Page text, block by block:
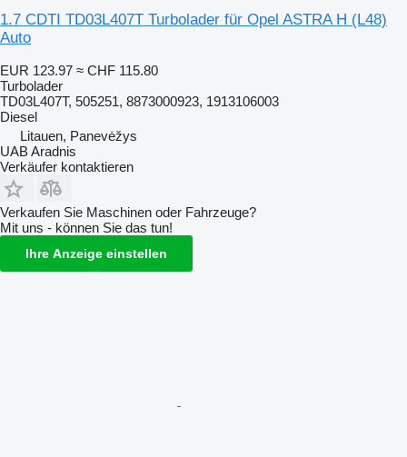
1.7 CDTI TD03L407T Turbolader für Opel ASTRA H (L48)
Auto
EUR 123.97 ≈ CHF 115.80
Turbolader
TD03L407T, 505251, 8873000923, 1913106003
Diesel
Litauen, Panevėžys
UAB Aradnis
Verkäufer kontaktieren
Verkaufen Sie Maschinen oder Fahrzeuge?
Mit uns - können Sie das tun!
Ihre Anzeige einstellen